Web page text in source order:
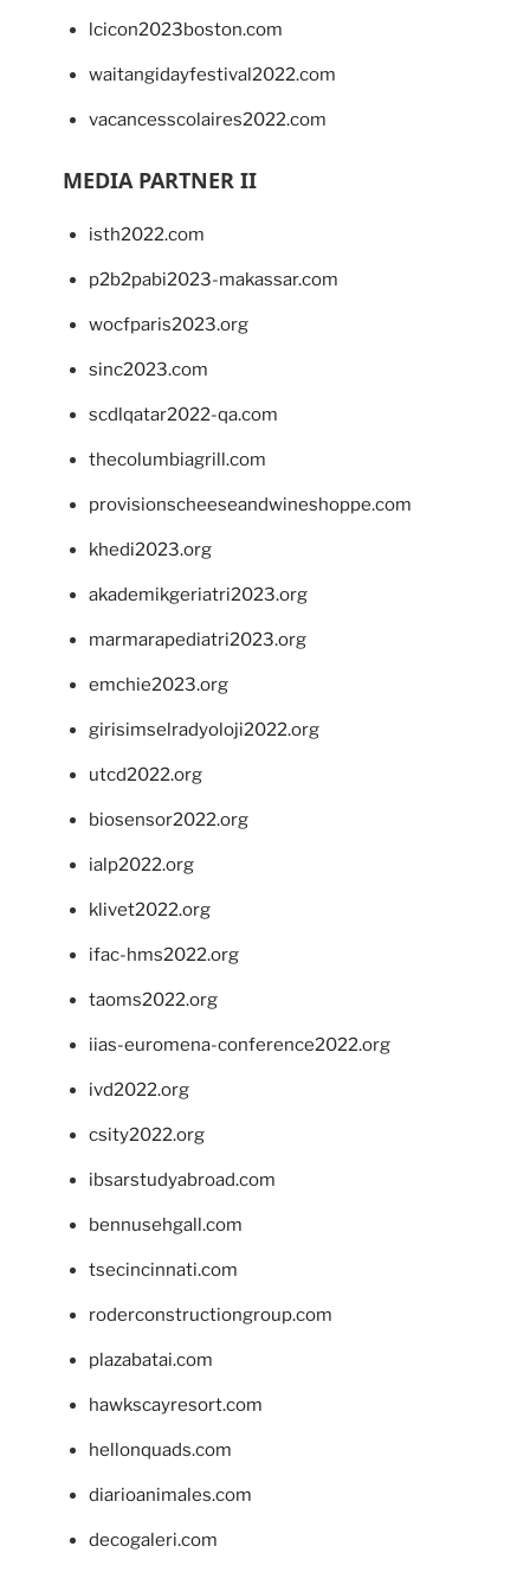
lcicon2023boston.com
waitangidayfestival2022.com
vacancesscolaires2022.com
MEDIA PARTNER II
isth2022.com
p2b2pabi2023-makassar.com
wocfparis2023.org
sinc2023.com
scdlqatar2022-qa.com
thecolumbiagrill.com
provisionscheeseandwineshoppe.com
khedi2023.org
akademikgeriatri2023.org
marmarapediatri2023.org
emchie2023.org
girisimselradyoloji2022.org
utcd2022.org
biosensor2022.org
ialp2022.org
klivet2022.org
ifac-hms2022.org
taoms2022.org
iias-euromena-conference2022.org
ivd2022.org
csity2022.org
ibsarstudyabroad.com
bennusehgall.com
tsecincinnati.com
roderconstructiongroup.com
plazabatai.com
hawkscayresort.com
hellonquads.com
diarioanimales.com
decogaleri.com